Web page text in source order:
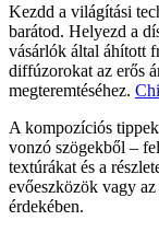
Kezdd a világítási
barátod. Helyezd a
vásárlók által áhított
diffúzorokat az erős
megteremtéséhez.
A kompozíciós
vonzó szögekből –
textúrákat és a
evőeszközök vagy
érdekében.